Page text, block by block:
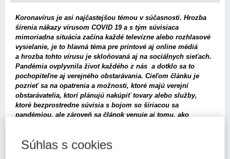
Koronavírus je asi najčastejšou témou v súčasnosti. Hrozba
šírenia nákazy vírusom COVID 19 a s tým súvisiaca
mimoriadna situácia začína každé televízne alebo rozhlasové
vysielanie, je to hlavná téma pre printové aj online médiá
a hrozba tohto vírusu je skloňovaná aj na sociálnych sieťach.
Pandémia ovplyvnila život každého z nás a dotklo sa to
pochopiteľne aj verejného obstarávania. Cieľom článku je
pozrieť sa na opatrenia a možnosti, ktoré majú verejní
obstarávatelia, ktorí plánujú nakúpiť tovary alebo služby,
ktoré bezprostredne súvisia s bojom so šíriacou sa
pandémiou, ale zároveň sa článok venuje aj tomu, ako
mohli v blízkej budúcnosti prijať v oblasti verejného
Súhlas s cookies